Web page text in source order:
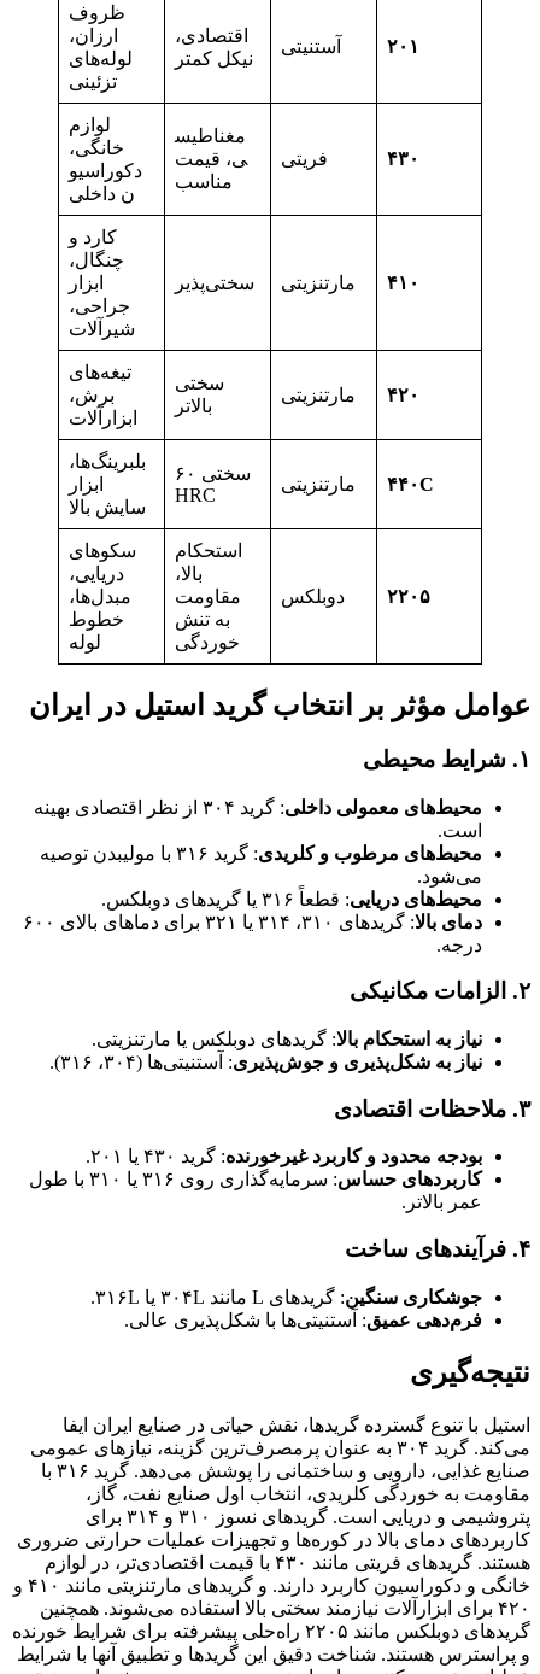
۲۰۱ آستنیتی
اقتصادی،
نیکل کمتر
ظروف
ارزان،
لوله‌های
تزئینی
۴۳۰ فریتی
مغناطیس
ی، قیمت
مناسب
لوازم
خانگی،
دکوراسیو
ن داخلی
۴۱۰ مارتنزیتی سختی‌پذیر
کارد و
چنگال،
ابزار
جراحی،
شیرآلات
۴۲۰ مارتنزیتی
سختی
بالاتر
تیغه‌های
برش،
ابزارآلات
۴۴۰C مارتنزیتی
سختی ۶۰
HRC
بلبرینگ‌ها،
ابزار
سایش بالا
۲۲۰۵ دوبلکس
استحکام
بالا،
مقاومت
به تنش
خوردگی
سکوهای
دریایی،
مبدل‌ها،
خطوط
لوله
عوامل مؤثر بر انتخاب گرید استیل در ایران
۱. شرایط محیطی
محیط‌های معمولی داخلی
: گرید ۳۰۴ از نظر اقتصادی بهینه
است.
محیط‌های مرطوب و کلریدی
: گرید ۳۱۶ با مولیبدن توصیه
می‌شود.
محیط‌های دریایی: قطعاً ۳۱۶ یا گریدهای دوبلکس.
دمای بالا
: گریدهای ۳۱۰، ۳۱۴ یا ۳۲۱ برای دماهای بالای ۶۰۰
درجه.
۲. الزامات مکانیکی
نیاز به استحکام بالا: گریدهای دوبلکس یا مارتنزیتی.
نیاز به شکل‌پذیری و جوش‌پذیری: آستنیتی‌ها (۳۰۴، ۳۱۶).
۳. ملاحظات اقتصادی
بودجه محدود و کاربرد غیرخورنده: گرید ۴۳۰ یا ۲۰۱.
کاربردهای حساس
: سرمایه‌گذاری روی ۳۱۶ یا ۳۱۰ با طول
عمر بالاتر.
۴. فرآیندهای ساخت
جوشکاری سنگین: گریدهای L مانند ۳۰۴L یا ۳۱۶L.
فرم‌دهی عمیق: آستنیتی‌ها با شکل‌پذیری عالی.
نتیجه‌گیری
استیل با تنوع گسترده گریدها، نقش حیاتی در صنایع ایران ایفا
می‌کند. گرید ۳۰۴ به عنوان پرمصرف‌ترین گزینه، نیازهای عمومی
صنایع غذایی، دارویی و ساختمانی را پوشش می‌دهد. گرید ۳۱۶ با
مقاومت به خوردگی کلریدی، انتخاب اول صنایع نفت، گاز،
پتروشیمی و دریایی است. گریدهای نسوز ۳۱۰ و ۳۱۴ برای
کاربردهای دمای بالا در کوره‌ها و تجهیزات عملیات حرارتی ضروری
هستند. گریدهای فریتی مانند ۴۳۰ با قیمت اقتصادی‌تر، در لوازم
خانگی و دکوراسیون کاربرد دارند. و گریدهای مارتنزیتی مانند ۴۱۰ و
۴۲۰ برای ابزارآلات نیازمند سختی بالا استفاده می‌شوند. همچنین
گریدهای دوبلکس مانند ۲۲۰۵ راه‌حلی پیشرفته برای شرایط خورنده
و پراسترس هستند. شناخت دقیق این گریدها و تطبیق آنها با شرایط